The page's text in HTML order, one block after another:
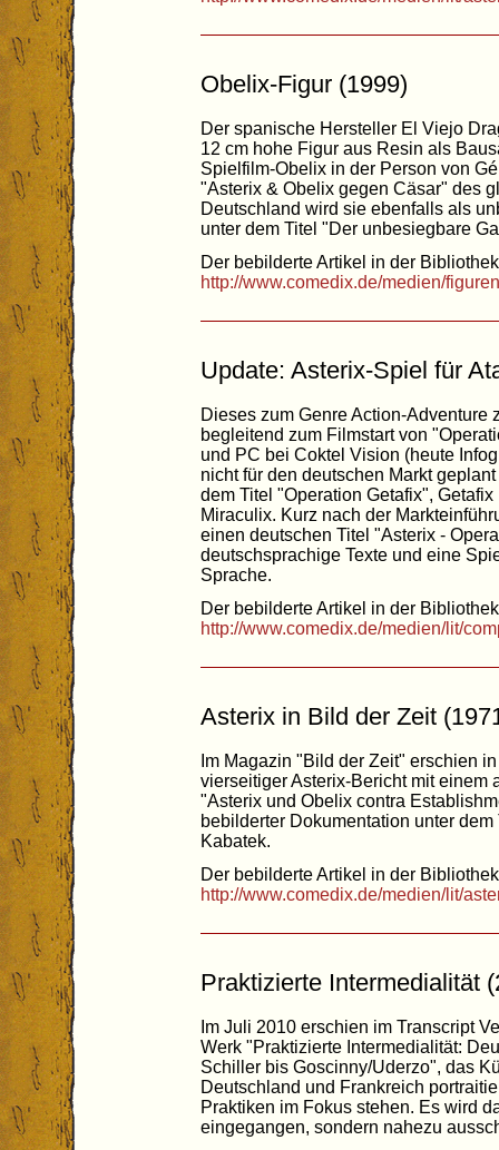
Obelix-Figur (1999)
Der spanische Hersteller El Viejo
12 cm hohe Figur aus Resin als
Spielfilm-Obelix in der Person von
"Asterix & Obelix gegen Cäsar" des
Deutschland wird sie ebenfalls als
unter dem Titel "Der unbesiegbare
Der bebilderte Artikel in der
http://www.comedix.de/medien/
Update: Asterix-Spiel für
Dieses zum Genre Action-
begleitend zum Filmstart von
und PC bei Coktel Vision (heute
nicht für den deutschen Markt
dem Titel "Operation Getafix",
Miraculix. Kurz nach der
einen deutschen Titel "Asterix -
deutschsprachige Texte und eine
Sprache.
Der bebilderte Artikel in der
http://www.comedix.de/medien/lit/
Asterix in Bild der Zeit
Im Magazin "Bild der Zeit" erschien
vierseitiger Asterix-Bericht mit einem
"Asterix und Obelix contra
bebilderter Dokumentation unter
Kabatek.
Der bebilderte Artikel in der
http://www.comedix.de/medien/lit/
Praktizierte Intermedialität
Im Juli 2010 erschien im Transcript
Werk "Praktizierte Intermedialität:
Schiller bis Goscinny/Uderzo", das
Deutschland und Frankreich
Praktiken im Fokus stehen. Es wird
eingegangen, sondern nahezu